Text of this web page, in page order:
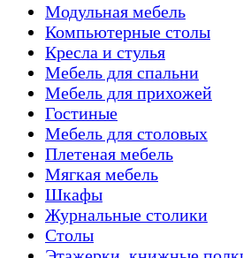
Модульная мебель
Компьютерные столы
Кресла и стулья
Мебель для спальни
Мебель для прихожей
Гостиные
Мебель для столовых
Плетеная мебель
Мягкая мебель
Шкафы
Журнальные столики
Столы